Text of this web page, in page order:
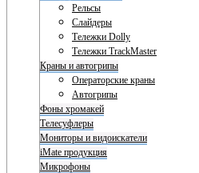
Рельсы
Слайдеры
Тележки Dolly
Тележки TrackMaster
Краны и автогрипы
Операторские краны
Автогрипы
Фоны хромакей
Телесуфлеры
Мониторы и видоискатели
iMate продукция
Микрофоны